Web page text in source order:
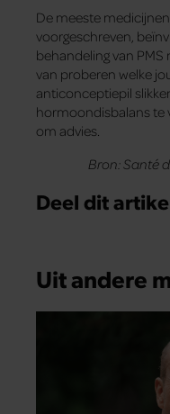
De meeste
voorgeschreven,
behandeling van
van proberen welke
anticonceptiepil
hormoondisbalans te
om advies.
Bron: Santé
Deel dit
Uit andere